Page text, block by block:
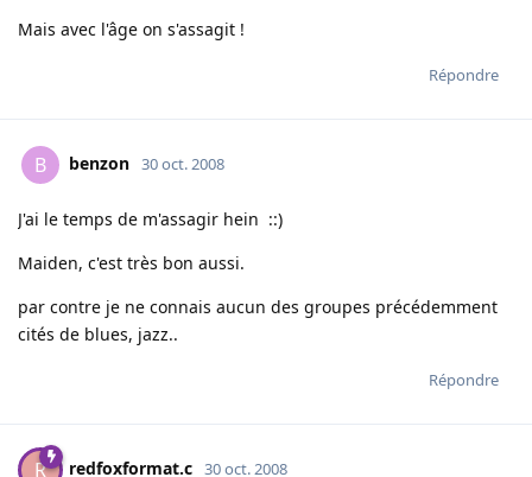
Mais avec l'âge on s'assagit !
Répondre
B benzon 30 oct. 2008
J'ai le temps de m'assagir hein ::)
Maiden, c'est très bon aussi.
par contre je ne connais aucun des groupes précédemment
cités de blues, jazz..
Répondre
R redfoxformat.c 30 oct. 2008